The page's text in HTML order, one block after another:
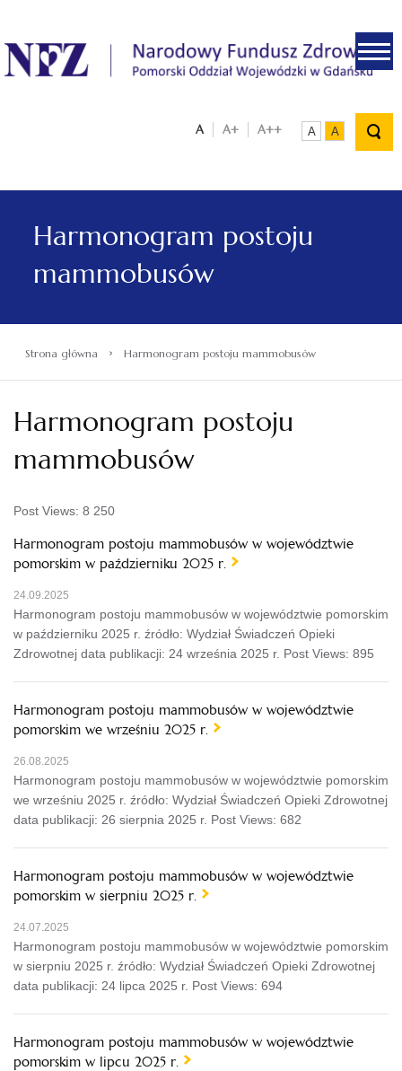
.
A A+ A++ A A
Harmonogram postoju
mammobusów
Strona główna › Harmonogram postoju mammobusów
Harmonogram postoju
mammobusów
Post Views: 8 250
Harmonogram postoju mammobusów w województwie
pomorskim w październiku 2025 r.
24.09.2025
Harmonogram postoju mammobusów w województwie pomorskim
w październiku 2025 r. źródło: Wydział Świadczeń Opieki
Zdrowotnej data publikacji: 24 września 2025 r. Post Views: 895
Harmonogram postoju mammobusów w województwie
pomorskim we wrześniu 2025 r.
26.08.2025
Harmonogram postoju mammobusów w województwie pomorskim
we wrześniu 2025 r. źródło: Wydział Świadczeń Opieki Zdrowotnej
data publikacji: 26 sierpnia 2025 r. Post Views: 682
Harmonogram postoju mammobusów w województwie
pomorskim w sierpniu 2025 r.
24.07.2025
Harmonogram postoju mammobusów w województwie pomorskim
w sierpniu 2025 r. źródło: Wydział Świadczeń Opieki Zdrowotnej
data publikacji: 24 lipca 2025 r. Post Views: 694
Harmonogram postoju mammobusów w województwie
pomorskim w lipcu 2025 r.